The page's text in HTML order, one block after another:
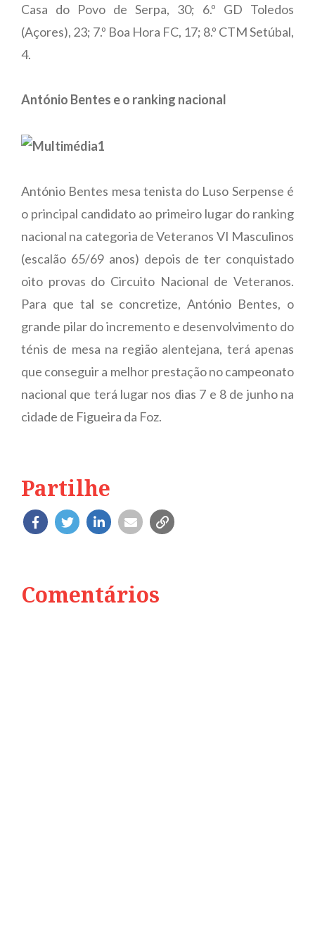
Casa do Povo de Serpa, 30; 6.º GD Toledos
(Açores), 23; 7.º Boa Hora FC, 17; 8.º CTM Setúbal,
4.
António Bentes e o ranking nacional
António Bentes mesa tenista do Luso Serpense é
o principal candidato ao primeiro lugar do ranking
nacional na categoria de Veteranos VI Masculinos
(escalão 65/69 anos) depois de ter conquistado
oito provas do Circuito Nacional de Veteranos.
Para que tal se concretize, António Bentes, o
grande pilar do incremento e desenvolvimento do
ténis de mesa na região alentejana, terá apenas
que conseguir a melhor prestação no campeonato
nacional que terá lugar nos dias 7 e 8 de junho na
cidade de Figueira da Foz.
Partilhe
Comentários